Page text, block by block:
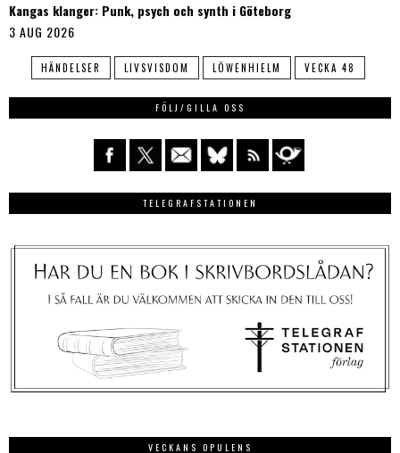
Kangas klanger: Punk, psych och synth i Göteborg
3 AUG 2026
HÄNDELSER LIVSVISDOM LÖWENHIELM VECKA 48
FÖLJ/GILLA OSS
TELEGRAFSTATIONEN
VECKANS OPULENS